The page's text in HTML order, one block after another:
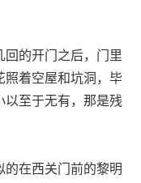
的开门之后，门里
照着空屋和坑洞，毕
以至于无有，那是残
在西关门前的黎明